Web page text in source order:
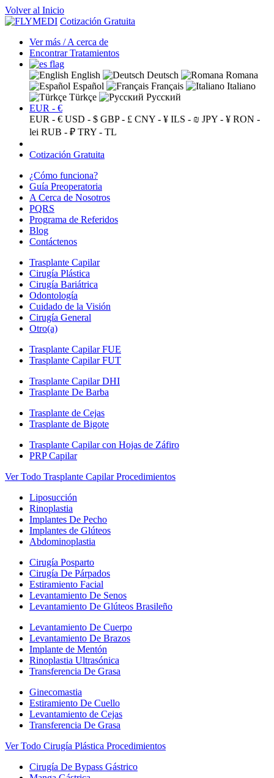
Volver al Inicio
Cotización Gratuita
Ver más / A cerca de
Encontrar Tratamientos
English Deutsch
Romana
Español
Français
Italiano
Türkçe
Русский
EUR - €
EUR - € USD - $ GBP - £ CNY - ¥ ILS - ₪ JPY - ¥ RON -
lei RUB - ₽ TRY - TL
Cotización Gratuita
¿Cómo funciona?
Guía Preoperatoria
A Cerca de Nosotros
PQRS
Programa de Referidos
Blog
Contáctenos
Trasplante Capilar
Cirugía Plástica
Cirugía Bariátrica
Odontología
Cuidado de la Visión
Cirugía General
Otro(a)
Trasplante Capilar FUE
Trasplante Capilar FUT
Trasplante Capilar DHI
Trasplante De Barba
Trasplante de Cejas
Trasplante de Bigote
Trasplante Capilar con Hojas de Záfiro
PRP Capilar
Ver Todo Trasplante Capilar Procedimientos
Liposucción
Rinoplastia
Implantes De Pecho
Implantes de Glúteos
Abdominoplastia
Cirugía Posparto
Cirugía De Párpados
Estiramiento Facial
Levantamiento De Senos
Levantamiento De Glúteos Brasileño
Levantamiento De Cuerpo
Levantamiento De Brazos
Implante de Mentón
Rinoplastia Ultrasónica
Transferencia De Grasa
Ginecomastia
Estiramiento De Cuello
Levantamiento de Cejas
Transferencia De Grasa
Ver Todo Cirugía Plástica Procedimientos
Cirugía De Bypass Gástrico